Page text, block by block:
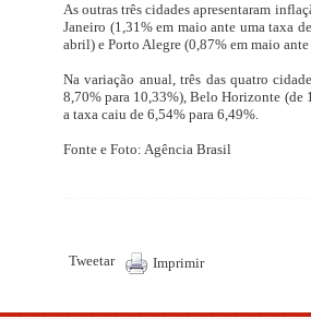
As outras três cidades apresentaram
Janeiro (1,31% em maio ante uma taxa
abril) e Porto Alegre (0,87% em maio
Na variação anual, três das quatro
8,70% para 10,33%), Belo Horizonte (de
a taxa caiu de 6,54% para 6,49%.
Fonte e Foto: Agência Brasil
Tweetar Imprimir